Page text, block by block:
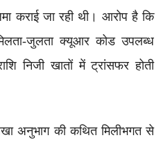
कराई जा रही थी। आरोप है कि
जुलता क्यूआर कोड उपलब्ध
निजी खातों में ट्रांसफर होती
अनुभाग की कथित मिलीभगत से